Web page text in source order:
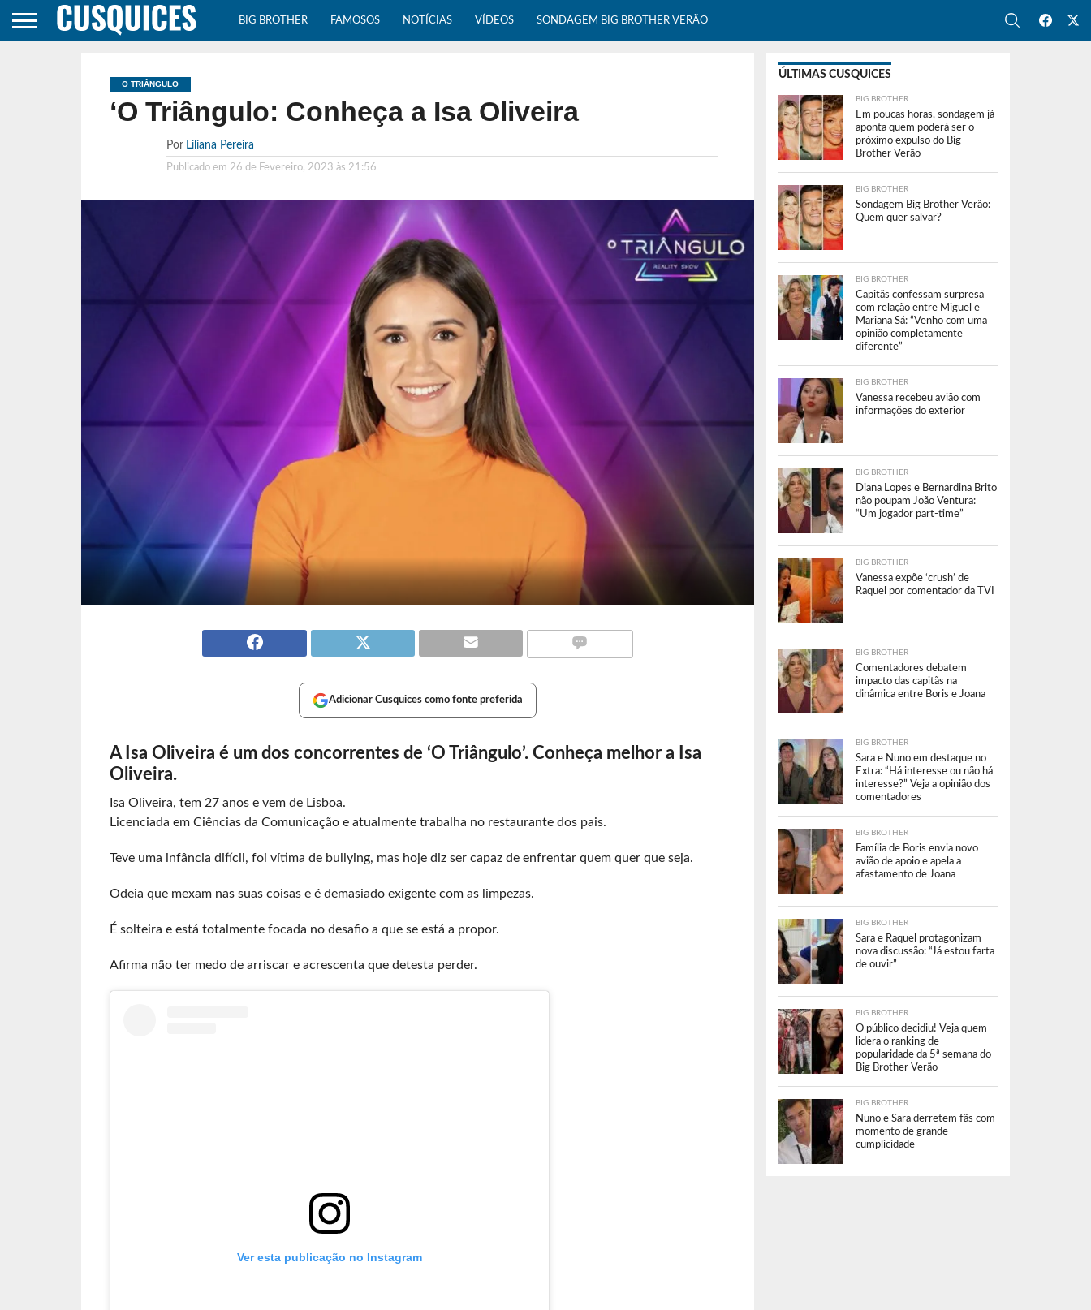
BIG BROTHER FAMOSOS NOTÍCIAS VÍDEOS SONDAGEM BIG BROTHER VERÃO
O TRIÂNGULO
‘O Triângulo: Conheça a Isa Oliveira
Por Liliana Pereira
Publicado em 26 de Fevereiro, 2023 às 21:56
Adicionar Cusquices como fonte preferida
A Isa Oliveira é um dos concorrentes de ‘O Triângulo’. Conheça melhor a Isa
Oliveira.
Isa Oliveira, tem 27 anos e vem de Lisboa.
Licenciada em Ciências da Comunicação e atualmente trabalha no restaurante dos pais.
Teve uma infância difícil, foi vítima de bullying, mas hoje diz ser capaz de enfrentar quem quer que seja.
Odeia que mexam nas suas coisas e é demasiado exigente com as limpezas.
É solteira e está totalmente focada no desafio a que se está a propor.
Afirma não ter medo de arriscar e acrescenta que detesta perder.
Ver esta publicação no Instagram
ÚLTIMAS CUSQUICES
BIG BROTHER
Em poucas horas, sondagem já
aponta quem poderá ser o
próximo expulso do Big
Brother Verão
BIG BROTHER
Sondagem Big Brother Verão:
Quem quer salvar?
BIG BROTHER
Capitãs confessam surpresa
com relação entre Miguel e
Mariana Sá: “Venho com uma
opinião completamente
diferente”
BIG BROTHER
Vanessa recebeu avião com
informações do exterior
BIG BROTHER
Diana Lopes e Bernardina Brito
não poupam João Ventura:
“Um jogador part-time”
BIG BROTHER
Vanessa expõe ‘crush’ de
Raquel por comentador da TVI
BIG BROTHER
Comentadores debatem
impacto das capitãs na
dinâmica entre Boris e Joana
BIG BROTHER
Sara e Nuno em destaque no
Extra: “Há interesse ou não há
interesse?” Veja a opinião dos
comentadores
BIG BROTHER
Família de Boris envia novo
avião de apoio e apela a
afastamento de Joana
BIG BROTHER
Sara e Raquel protagonizam
nova discussão: “Já estou farta
de ouvir”
BIG BROTHER
O público decidiu! Veja quem
lidera o ranking de
popularidade da 5ª semana do
Big Brother Verão
BIG BROTHER
Nuno e Sara derretem fãs com
momento de grande
cumplicidade